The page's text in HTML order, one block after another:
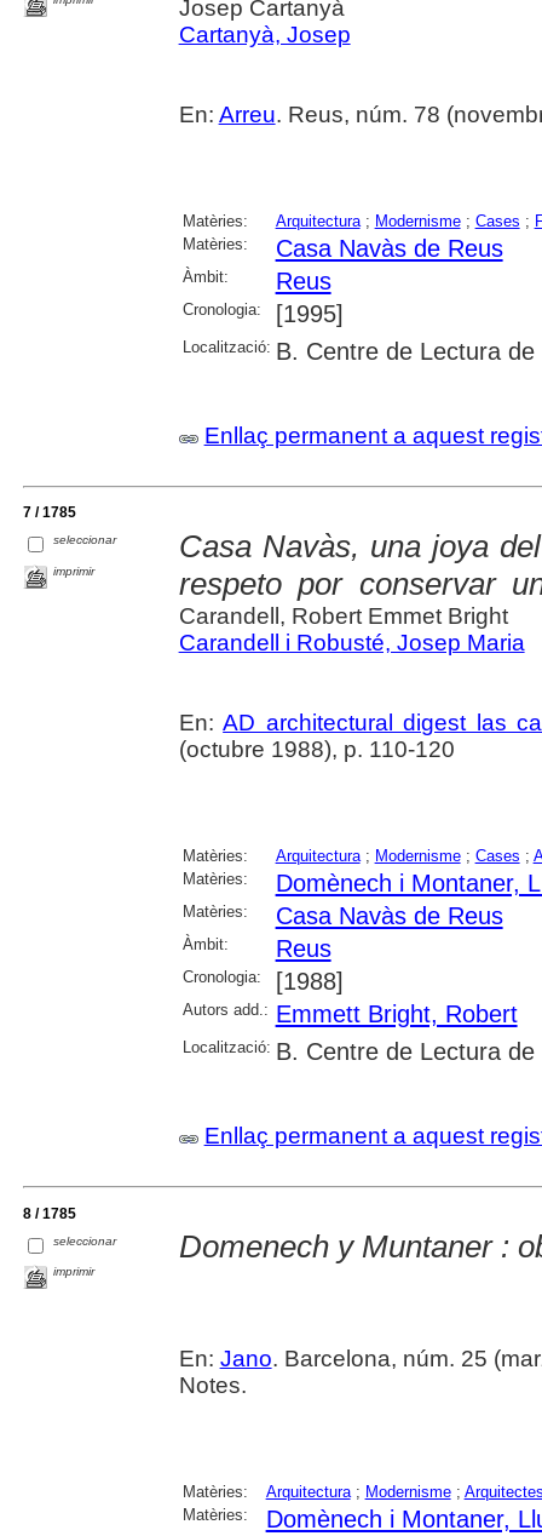
Josep Cartanyà
Cartanyà, Josep
En: Arreu. Reus, núm. 78
Matèries: Arquitectura; Modernisme; Cases ;
Matèries:
Casa Navàs de Reus
Àmbit: Reus
Cronologia: [1995]
Localització: B. Centre de Lectura de
Enllaç permanent a aquest
7 / 1785
seleccionar
imprimir
Casa Navàs, una joya
respeto por conservar
Carandell, Robert Emmet Bright
Carandell i Robusté, Josep Maria
En:AD architectural digest las
(octubre 1988), p. 110-120
Matèries: Arquitectura; Modernisme; Cases ;
Matèries:
Domènech i Montaner,
Matèries: Casa Navàs de Reus
Àmbit: Reus
Cronologia: [1988]
Autors add.: Emmett Bright, Robert
Localització: B. Centre de Lectura de
Enllaç permanent a aquest
8 / 1785
seleccionar
imprimir
Domenech y Muntaner :
En: Jano. Barcelona, núm. 25
Notes.
Matèries: Arquitectura; Modernisme;
Matèries:
Domènech i Montaner,